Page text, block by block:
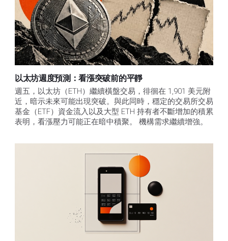
以太坊週度預測：看漲突破前的平靜
週五，以太坊（ETH）繼續橫盤交易，徘徊在 1,901 美元附
近，暗示未來可能出現突破。與此同時，穩定的交易所交易
基金（ETF）資金流入以及大型 ETH 持有者不斷增加的積累
表明，看漲壓力可能正在暗中積聚。 機構需求繼續增強。